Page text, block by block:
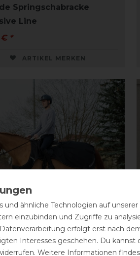
Springschabracke
Line
€ *
ARTIKEL MERKEN
Ausreitdecke Derby
und ähnliche Technologien auf
einzubinden und Zugriffe zu
erfolgt erst nach
Interesses geschehen. Du
Weitere Informationen